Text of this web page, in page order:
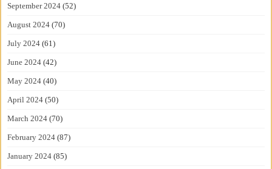
September 2024 (52)
August 2024 (70)
July 2024 (61)
June 2024 (42)
May 2024 (40)
April 2024 (50)
March 2024 (70)
February 2024 (87)
January 2024 (85)